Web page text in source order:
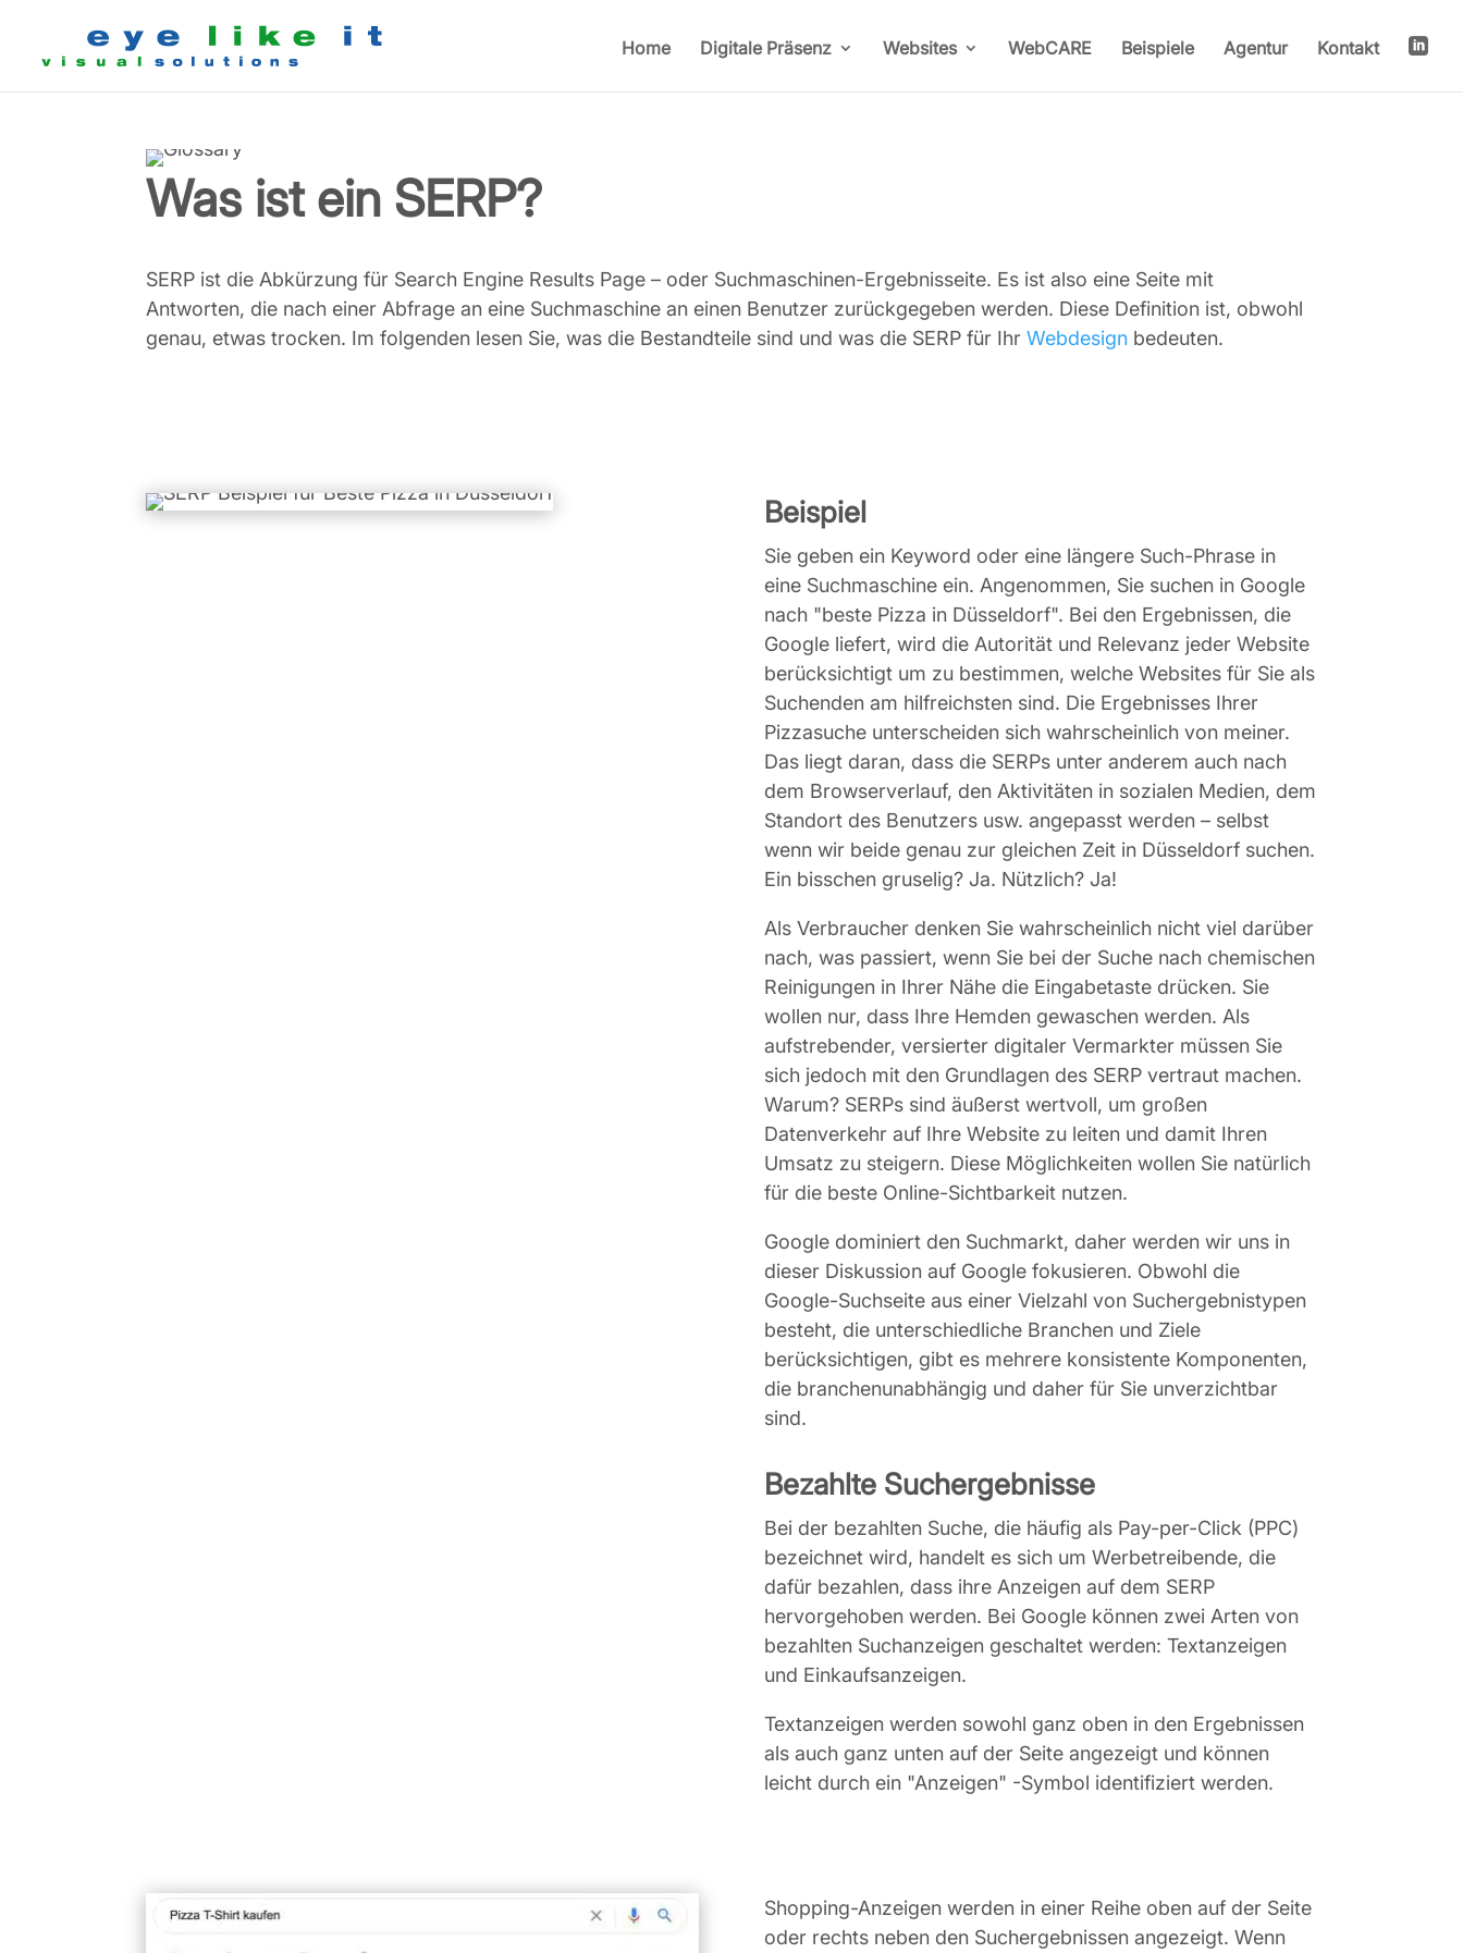
Home Digitale Präsenz Websites WebCARE Beispiele Agentur Kontakt 
Was ist ein SERP?
SERP ist die Abkürzung für Search Engine Results Page – oder Suchmaschinen-Ergebnisseite. Es ist also eine Seite mit
Antworten, die nach einer Abfrage an eine Suchmaschine an einen Benutzer zurückgegeben werden. Diese Definition ist, obwohl
genau, etwas trocken. Im folgenden lesen Sie, was die Bestandteile sind und was die SERP für IhrWebdesign bedeuten.
Beispiel
Sie geben ein Keyword oder eine längere Such-Phrase in
eine Suchmaschine ein. Angenommen, Sie suchen in Google
nach "beste Pizza in Düsseldorf". Bei den Ergebnissen, die
Google liefert, wird die Autorität und Relevanz jeder Website
berücksichtigt um zu bestimmen, welche Websites für Sie als
Suchenden am hilfreichsten sind. Die Ergebnisses Ihrer
Pizzasuche unterscheiden sich wahrscheinlich von meiner.
Das liegt daran, dass die SERPs unter anderem auch nach
dem Browserverlauf, den Aktivitäten in sozialen Medien, dem
Standort des Benutzers usw. angepasst werden – selbst
wenn wir beide genau zur gleichen Zeit in Düsseldorf suchen.
Ein bisschen gruselig? Ja. Nützlich? Ja!
Als Verbraucher denken Sie wahrscheinlich nicht viel darüber
nach, was passiert, wenn Sie bei der Suche nach chemischen
Reinigungen in Ihrer Nähe die Eingabetaste drücken. Sie
wollen nur, dass Ihre Hemden gewaschen werden. Als
aufstrebender, versierter digitaler Vermarkter müssen Sie
sich jedoch mit den Grundlagen des SERP vertraut machen.
Warum? SERPs sind äußerst wertvoll, um großen
Datenverkehr auf Ihre Website zu leiten und damit Ihren
Umsatz zu steigern. Diese Möglichkeiten wollen Sie natürlich
für die beste Online-Sichtbarkeit nutzen.
Google dominiert den Suchmarkt, daher werden wir uns in
dieser Diskussion auf Google fokusieren. Obwohl die
Google-Suchseite aus einer Vielzahl von Suchergebnistypen
besteht, die unterschiedliche Branchen und Ziele
berücksichtigen, gibt es mehrere konsistente Komponenten,
die branchenunabhängig und daher für Sie unverzichtbar
sind.
Bezahlte Suchergebnisse
Bei der bezahlten Suche, die häufig als Pay-per-Click (PPC)
bezeichnet wird, handelt es sich um Werbetreibende, die
dafür bezahlen, dass ihre Anzeigen auf dem SERP
hervorgehoben werden. Bei Google können zwei Arten von
bezahlten Suchanzeigen geschaltet werden: Textanzeigen
und Einkaufsanzeigen.
Textanzeigen werden sowohl ganz oben in den Ergebnissen
als auch ganz unten auf der Seite angezeigt und können
leicht durch ein "Anzeigen" -Symbol identifiziert werden.
Shopping-Anzeigen werden in einer Reihe oben auf der Seite
oder rechts neben den Suchergebnissen angezeigt. Wenn